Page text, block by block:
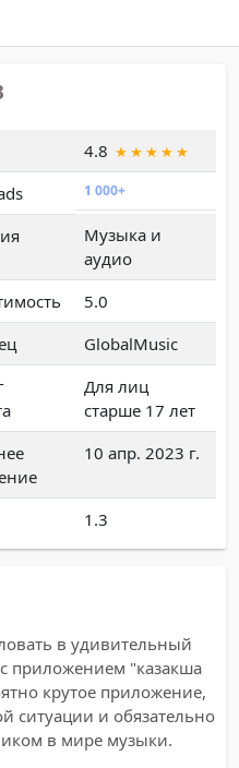
4.8
1 000+
Музыка и
аудио
5.0
GlobalMusic
Для лиц
старше 17 лет
10 апр. 2023 г.
1.3
в удивительный
приложением "казакша
крутое приложение,
ситуации и обязательно
в мире музыки.